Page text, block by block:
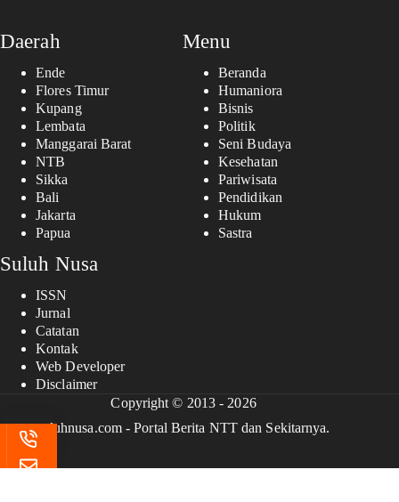
Daerah
Ende
Flores Timur
Kupang
Lembata
Manggarai Barat
NTB
Sikka
Bali
Jakarta
Papua
Menu
Beranda
Humaniora
Bisnis
Politik
Seni Budaya
Kesehatan
Pariwisata
Pendidikan
Hukum
Sastra
Suluh Nusa
ISSN
Jurnal
Catatan
Kontak
Web Developer
Disclaimer
Copyright © 2013 - 2026
suluhnusa.com - Portal Berita NTT dan Sekitarnya.